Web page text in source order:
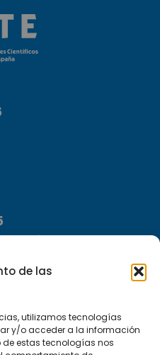
de las
utilizamos tecnologías
y/o acceder a la información
de estas tecnologías nos
Málaga